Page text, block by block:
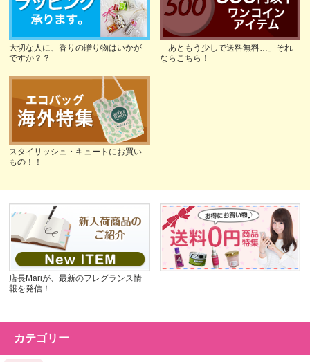
大切な人に、香りの贈り物はいかが
ですか？？
「あともう少しで送料無料…」それ
ならこちら！
スタイリッシュ・キュートにお買い
もの！！
店長Mariが、最新のフレグランス情
報を発信！
カテゴリー